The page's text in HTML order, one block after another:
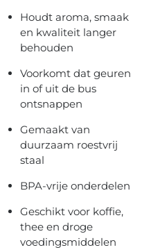
Houdt aroma, smaak
en kwaliteit langer
behouden
Voorkomt dat geuren
in of uit de bus
ontsnappen
Gemaakt van
duurzaam roestvrij
staal
BPA-vrije onderdelen
Geschikt voor koffie,
thee en droge
voedingsmiddelen